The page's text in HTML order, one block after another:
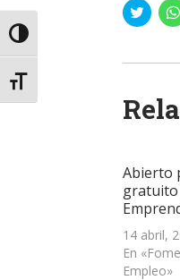
Alternar alto contraste
Alternar tamaño de letra
Haz
clic
en
una
Abierto
gratuito
14 abril,
En
Empleo»